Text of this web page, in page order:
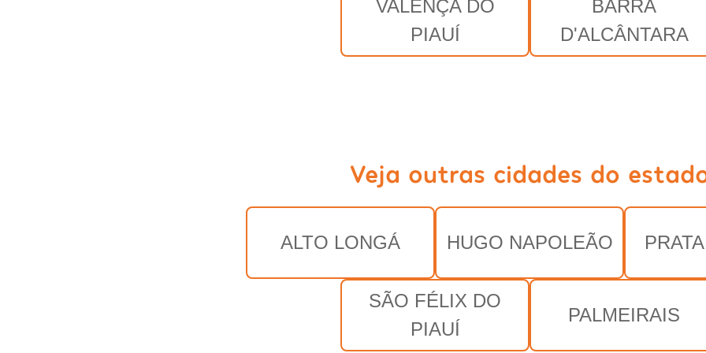
VALENÇA DO
PIAUÍ
BARRA
D'ALCÂNTARA
Veja outras cidades do
ALTO LONGÁ HUGO NAPOLEÃO
SÃO FÉLIX DO
PIAUÍ
PALMEIRAIS